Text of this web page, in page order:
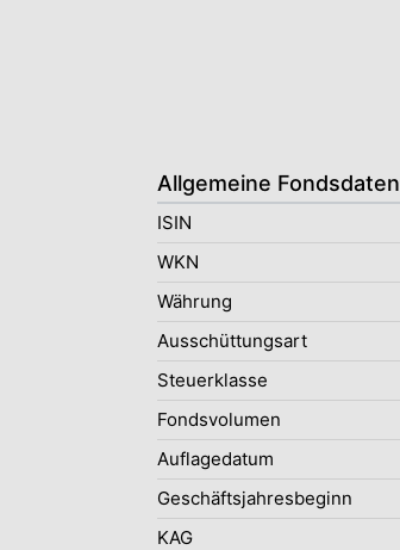
Allgemeine Fondsdaten
ISIN
WKN
Währung
Ausschüttungsart
Steuerklasse
Fondsvolumen
Auflagedatum
Geschäftsjahresbeginn
KAG